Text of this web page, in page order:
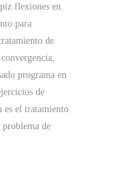
flexiones en
para
de
programa en
de
es el tratamiento
de